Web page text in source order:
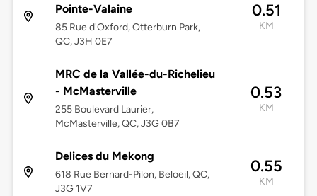
Pointe-Valaine
85 Rue d'Oxford, Otterburn Park,
QC, J3H 0E7
0.51
KM
MRC de la Vallée-du-Richelieu
- McMasterville
255 Boulevard Laurier,
McMasterville, QC, J3G 0B7
0.53
KM
Delices du Mekong
618 Rue Bernard-Pilon, Beloeil, QC,
J3G 1V7
0.55
KM